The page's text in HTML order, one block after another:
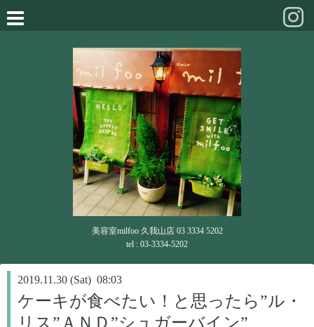
美容室milfoo 久我山店 03 3334 5202
tel : 03-3334-5202
2019.11.30 (Sat) 08:03
ケーキが食べたい！と思ったら”ル・
リス”ＡＮＤ”シュガーバイン”